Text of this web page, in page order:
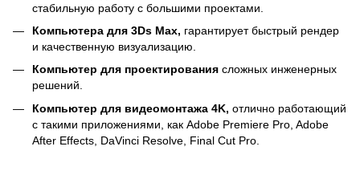
стабильную работу с большими проектами.
Компьютера для 3Ds Max, гарантирует быстрый рендер
и качественную визуализацию.
Компьютер для проектирования сложных инженерных
решений.
Компьютер для видеомонтажа 4K, отлично работающий
с такими приложениями, как Adobe Premiere Pro, Adobe
After Effects, DaVinci Resolve, Final Cut Pro.